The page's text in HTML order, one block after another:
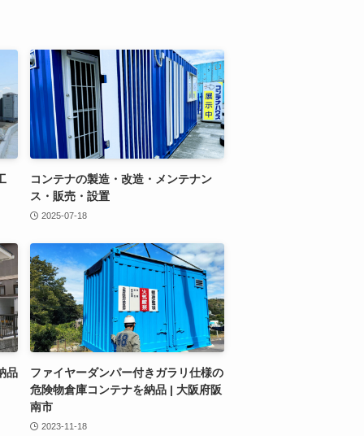
コンテナの製造・改造・メンテナン
ス・販売・設置
2025-07-18
品
ファイヤーダンパー付きガラリ仕様の
危険物倉庫コンテナを納品 | 大阪府阪
南市
2023-11-18